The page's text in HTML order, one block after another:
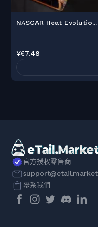
NASCAR Heat Evolutio...
¥67.48
官方授权零售商
support@etail.market
聯系我們